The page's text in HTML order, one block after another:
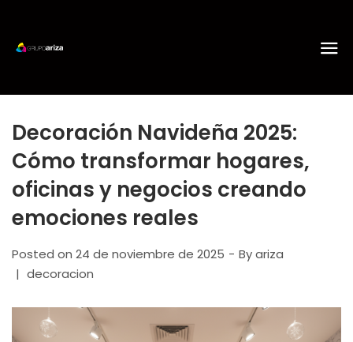
Decoración Navideña 2025:
Cómo transformar hogares,
oficinas y negocios creando
emociones reales
Posted on 24 de noviembre de 2025 Byariza
decoracion